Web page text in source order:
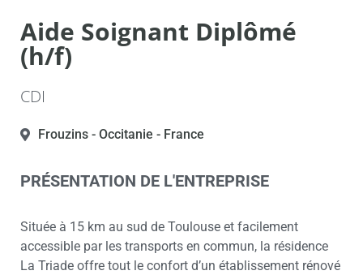
Aide Soignant Diplômé
(h/f)
CDI
Frouzins - Occitanie - France
PRÉSENTATION DE L'ENTREPRISE
Située à 15 km au sud de Toulouse et facilement
accessible par les transports en commun, la résidence
La Triade offre tout le confort d’un établissement rénové